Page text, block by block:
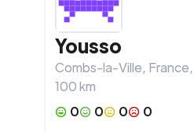
Yousso
Combs-la-Ville, France
100km
0
0 0
0